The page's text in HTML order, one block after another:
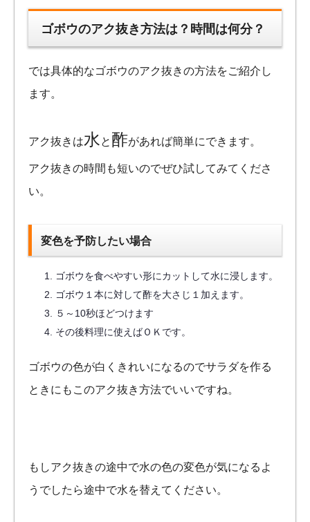
ゴボウのアク抜き方法は？時間は何分？
では具体的なゴボウのアク抜きの方法をご紹介し
ます。
アク抜きは水と 酢があれば簡単にできます。
アク抜きの時間も短いのでぜひ試してみてくださ
い。
変色を予防したい場合
ゴボウを食べやすい形にカットして水に浸します。
ゴボウ１本に対して酢を大さじ１加えます。
５～10秒ほどつけます
その後料理に使えばＯＫです。
ゴボウの色が白くきれいになるのでサラダを作る
ときにもこのアク抜き方法でいいですね。
もしアク抜きの途中で水の色の変色が気になるよ
うでしたら途中で水を替えてください。